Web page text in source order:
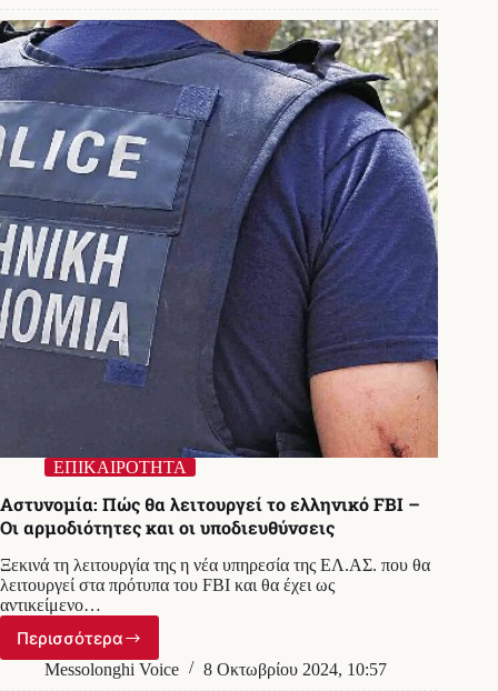
Διαρροή
λίστας
με
ονόματα
554
αστυνομικών
του
«ελληνικού
FBI»
ΕΠΙΚΑΙΡΟΤΗΤΑ
Αστυνομία: Πώς θα λειτουργεί το ελληνικό FBI –
Οι αρμοδιότητες και οι υποδιευθύνσεις
Ξεκινά τη λειτουργία της η νέα υπηρεσία της ΕΛ.ΑΣ. που θα
λειτουργεί στα πρότυπα του FBI και θα έχει ως
αντικείμενο…
Περισσότερα
Αστυνομία:
Πώς
Messolonghi Voice 8 Οκτωβρίου 2024, 10:57